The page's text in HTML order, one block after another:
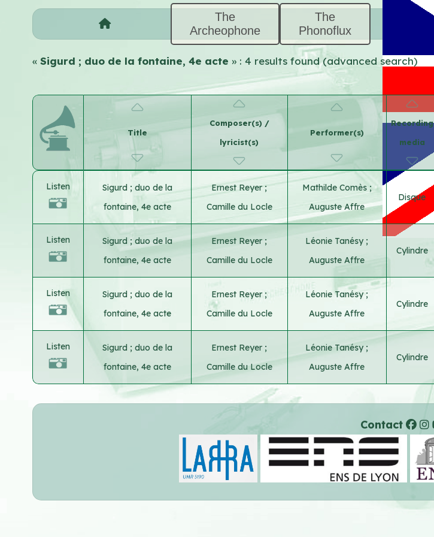
The
Archeophone
The
Phonoflux
«Sigurd ; duo de la fontaine, 4e acte » : 4 results found (advanced search)
Title
Composer(s) /
lyricist(s)
Performer(s)
Recording
media
Listen
Sigurd ; duo de la
fontaine, 4e acte
Ernest Reyer ;
Camille du Locle
Mathilde Comès ;
Auguste Affre
Disque
Listen
Sigurd ; duo de la
fontaine, 4e acte
Ernest Reyer ;
Camille du Locle
Léonie Tanésy ;
Auguste Affre
Cylindre
Listen
Sigurd ; duo de la
fontaine, 4e acte
Ernest Reyer ;
Camille du Locle
Léonie Tanésy;
Auguste Affre
Cylindre
Listen
Sigurd ; duo de la
fontaine, 4e acte
Ernest Reyer ;
Camille du Locle
Léonie Tanésy ;
Auguste Affre
Cylindre
Contact